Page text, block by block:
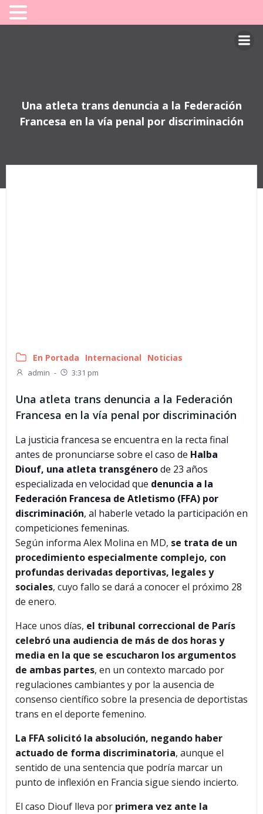
Una atleta trans denuncia a la Federación
Francesa en la vía penal por discriminación
En Portada Internacional Noticias
admin - 3:31 pm
Una atleta trans denuncia a la Federación
Francesa en la vía penal por discriminación
La justicia francesa se encuentra en la recta final
antes de pronunciarse sobre el caso de Halba
Diouf, una atleta transgénerode 23 años
especializada en velocidad que denuncia a la
Federación Francesa de Atletismo (FFA) por
discriminación, al haberle vetado la participación en
competiciones femeninas.
Según informa Alex Molina en MD, se trata de un
procedimiento especialmente complejo, con
profundas derivadas deportivas, legales y
sociales, cuyo fallo se dará a conocer el próximo 28
de enero.
Hace unos días, el tribunal correccional de París
celebró una audiencia de más de dos horas y
media en la que se escucharon los argumentos
de ambas partes, en un contexto marcado por
regulaciones cambiantes y por la ausencia de
consenso científico sobre la presencia de deportistas
trans en el deporte femenino.
La FFA solicitó la absolución, negando haber
actuado de forma discriminatoria, aunque el
sentido de una sentencia que podría marcar un
punto de inflexión en Francia sigue siendo incierto.
El caso Diouf lleva por primera vez ante la